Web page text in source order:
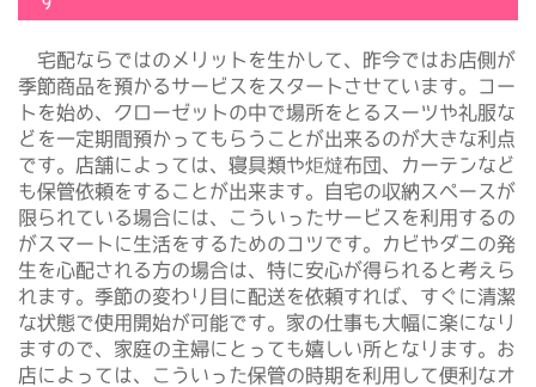
宅配ならではのメリットを生かして、昨今ではお店側が
季節商品を預かるサービスをスタートさせています。コー
トを始め、クローゼットの中で場所をとるスーツや礼服な
どを一定期間預かってもらうことが出来るのが大きな利点
です。店舗によっては、寝具類や炬燵布団、カーテンなど
も保管依頼をすることが出来ます。自宅の収納スペースが
限られている場合には、こういったサービスを利用するの
がスマートに生活をするためのコツです。カビやダニの発
生を心配される方の場合は、特に安心が得られると考えら
れます。季節の変わり目に配送を依頼すれば、すぐに清潔
な状態で使用開始が可能です。家の仕事も大幅に楽になり
ますので、家庭の主婦にとっても嬉しい所となります。お
店によっては、こういった保管の時期を利用して便利なオ